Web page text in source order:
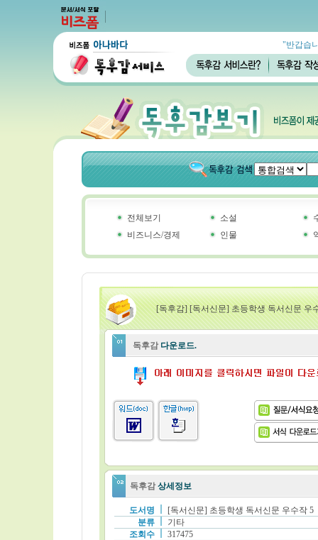
"반갑습
전체보기 소설
비즈니스/경제
인물
[독후감] [독서신문] 초등학생 독서신문 우
독후감 다운로드.
독후감 상세정보
도서명
[독서신문] 초등학생 독서신문 우수작 5
분류
기타
조회수
317475